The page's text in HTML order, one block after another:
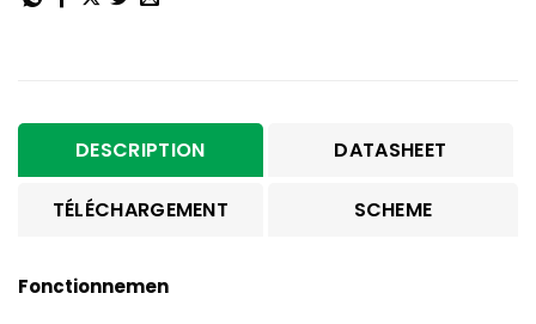
DESCRIPTION DATASHEET
TÉLÉCHARGEMENT SCHEME
Fonctionnemen